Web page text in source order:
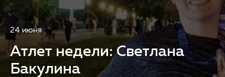
24 июня
Атлет недели: Светлана
Бакулина